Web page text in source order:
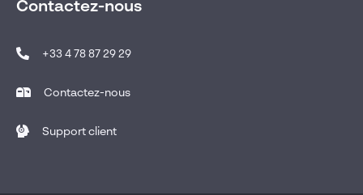
Contactez-nous
+33 4 78 87 29 29
Contactez-nous
Support client